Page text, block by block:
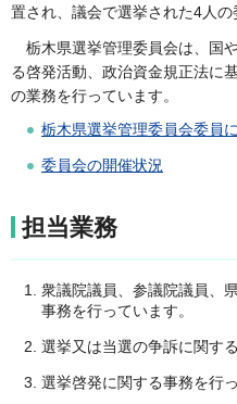
置され、議会で選挙された4人の
栃木県選挙管理委員会は、国
る啓発活動、政治資金規正法に
の業務を行っています。
栃木県選挙管理委員会委員
委員会の開催状況
担当業務
衆議院議員、参議院議員、
事務を行っています。
選挙又は当選の争訴に関す
選挙啓発に関する事務を行